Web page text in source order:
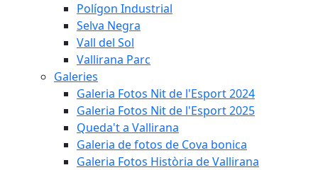
Polígon Industrial
Selva Negra
Vall del Sol
Vallirana Parc
Galeries
Galeria Fotos Nit de l'Esport 2024
Galeria Fotos Nit de l'Esport 2025
Queda't a Vallirana
Galeria de fotos de Cova bonica
Galeria Fotos Història de Vallirana